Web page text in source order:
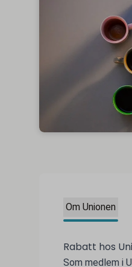
Om Unionen
Rabatt hos
Som medlem i